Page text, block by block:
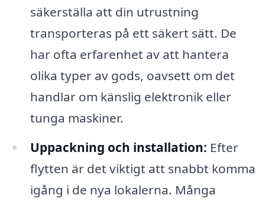
säkerställa att din utrustning
transporteras på ett säkert sätt. De
har ofta erfarenhet av att hantera
olika typer av gods, oavsett om det
handlar om känslig elektronik eller
tunga maskiner.
Uppackning och installation: Efter
flytten är det viktigt att snabbt komma
igång i de nya lokalerna. Många